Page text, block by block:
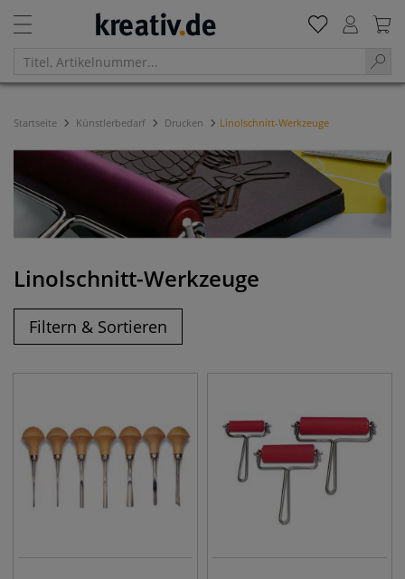
Startseite Künstlerbedarf Drucken Linolschnitt-Werkzeuge
Linolschnitt-Werkzeuge
Filtern & Sortieren